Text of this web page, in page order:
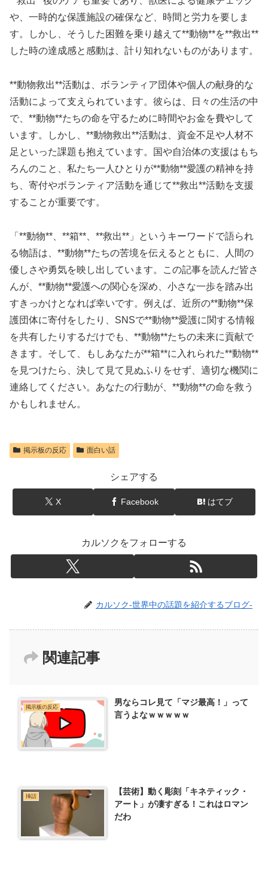
や、一時的な保護施設の確保など、時間と労力を要しま
す。しかし、そうした困難を乗り越えて**動物**を**救出**
した時の達成感と感動は、計り知れないものがあります。
**動物救出**活動は、ボランティア団体や個人の献身的な
活動によって支えられています。彼らは、日々の生活の中
で、**動物**たちの命を守るために時間やお金を費やして
います。しかし、**動物救出**活動は、資金不足や人材不
足といった課題も抱えています。国や自治体の支援はもち
ろんのこと、私たち一人ひとりが**動物**愛護の精神を持
ち、寄付やボランティア活動を通じて**救出**活動を支援
することが重要です。
「**動物**、**箱**、**救出**」というキーワードで語られ
る物語は、**動物**たちの苦境を伝えるとともに、人間の
優しさや勇気を映し出しています。この記事を読んだ皆さ
んが、**動物**愛護への関心を深め、小さな一歩を踏み出
すきっかけとなれば幸いです。例えば、近所の**動物**保
護団体に寄付をしたり、SNSで**動物**愛護に関する情報
を共有したりするだけでも、**動物**たちの未来に貢献で
きます。そして、もしあなたが**箱**に入れられた**動物**
を見つけたら、決して見て見ぬふりをせず、適切な機関に
連絡してください。あなたの行動が、**動物**の命を救う
かもしれません。
掲示板の反応 面白い話
シェアする
X Facebook はてブ
カルソクをフォローする
カルソク-世界中の話題を紹介するブログ-
関連記事
掲示板の反応
男ならコレ見て「マジ最高！」って
言うよなｗｗｗｗｗ
挿話
【芸術】動く彫刻「キネティック・
アート」が凄すぎる！これはロマン
だわ